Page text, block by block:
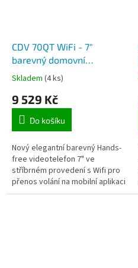
CDV 70QT WiFi - 7"
barevný domovní
HandsFree videotelefon
Commax s LCD
obrazovkou 18cm
Skladem (4 ks)
9 529 Kč
Do košíku
Nový elegantní barevný Hands-
free videotelefon 7" ve
stříbrném provedení s Wifi pro
přenos volání na mobilní aplikaci
Hey Call.